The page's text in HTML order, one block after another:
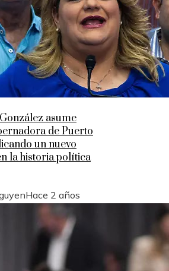
asume
de Puerto
un nuevo
la historia política
Hace 2 años